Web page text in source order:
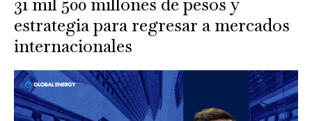
estrategia para regresar a mercados
internacionales